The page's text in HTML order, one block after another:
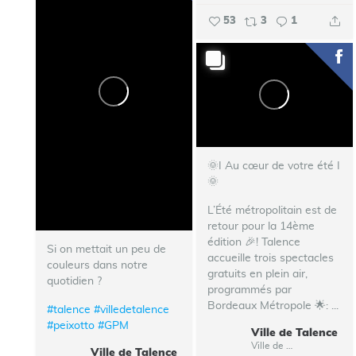
53 3 1
Si on mettait un peu de
couleurs dans notre
quotidien ?
#talence #villedetalence
#peixotto #GPM
Ville de Talence
🌞I Au cœur de votre été I
🌞
L’Été métropolitain est de
retour pour la 14ème
édition 🎉! Talence
accueille trois spectacles
gratuits en plein air,
programmés par
Bordeaux Métropole 🌟:
Ville de Talence